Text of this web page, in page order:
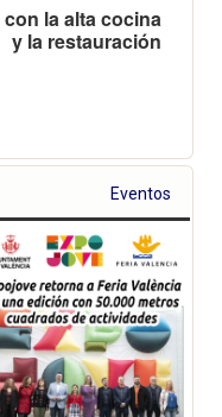
la alta cocina
y la restauración
Eventos